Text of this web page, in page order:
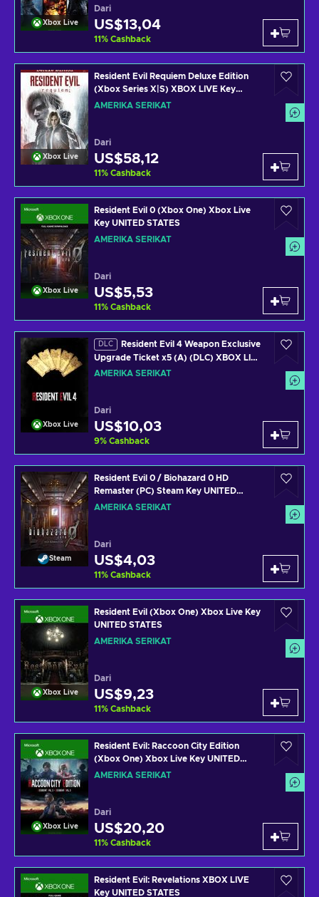
Xbox Live
Dari
US$13,04
11% Cashback
Xbox Live
Resident Evil Requiem Deluxe Edition
(Xbox Series X|S) XBOX LIVE Key
UNITED STATES
AMERIKA SERIKAT
Dari
US$58,12
11% Cashback
Xbox Live
Resident Evil 0 (Xbox One) Xbox Live
Key UNITED STATES
AMERIKA SERIKAT
Dari
US$5,53
11% Cashback
Xbox Live
DLC
Resident Evil 4 Weapon Exclusive
Upgrade Ticket x5 (A) (DLC) XBOX LIVE
Key UNITED STATES
AMERIKA SERIKAT
Dari
US$10,03
9% Cashback
Steam
Resident Evil 0 / Biohazard 0 HD
Remaster (PC) Steam Key UNITED
STATES
AMERIKA SERIKAT
Dari
US$4,03
11% Cashback
Xbox Live
Resident Evil (Xbox One) Xbox Live Key
UNITED STATES
AMERIKA SERIKAT
Dari
US$9,23
11% Cashback
Xbox Live
Resident Evil: Raccoon City Edition
(Xbox One) Xbox Live Key UNITED
STATES
AMERIKA SERIKAT
Dari
US$20,20
11% Cashback
Resident Evil: Revelations XBOX LIVE
Key UNITED STATES